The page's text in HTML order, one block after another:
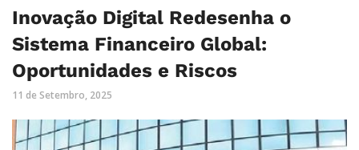
Inovação Digital Redesenha o
Sistema Financeiro Global:
Oportunidades e Riscos
11 de Setembro, 2025